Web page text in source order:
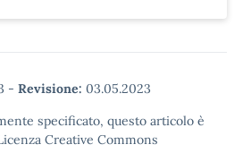
- Revisione: 03.05.2023
specificato, questo articolo è
Creative Commons